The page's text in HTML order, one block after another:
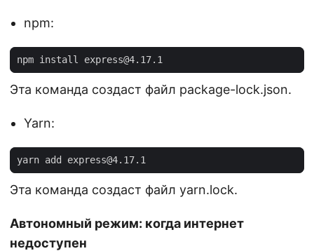
npm:
npm install express@4.17.1
Эта команда создаст файл package-lock.json.
Yarn:
yarn add express@4.17.1
Эта команда создаст файл yarn.lock.
Автономный режим: когда интернет
недоступен